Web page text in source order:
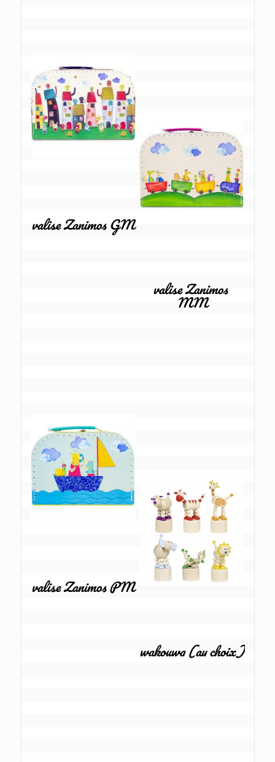
valise Zanimos GM
valise Zanimos
MM
valise Zanimos PM
wakouwa (au choix)